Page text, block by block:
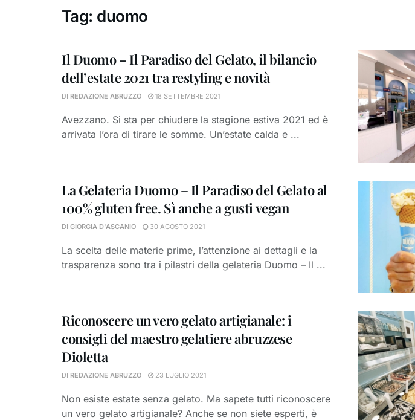
Tag: duomo
Il Duomo – Il Paradiso del Gelato, il bilancio
dell’estate 2021 tra restyling e novità
DI REDAZIONE ABRUZZO 18 SETTEMBRE 2021
Avezzano. Si sta per chiudere la stagione estiva 2021 ed è
arrivata l’ora di tirare le somme. Un’estate calda e ...
La Gelateria Duomo – Il Paradiso del Gelato al
100% gluten free. Sì anche a gusti vegan
DI GIORGIA D'ASCANIO 30 AGOSTO 2021
La scelta delle materie prime, l’attenzione ai dettagli e la
trasparenza sono tra i pilastri della gelateria Duomo – Il ...
Riconoscere un vero gelato artigianale: i
consigli del maestro gelatiere abruzzese
Dioletta
DI REDAZIONE ABRUZZO 23 LUGLIO 2021
Non esiste estate senza gelato. Ma sapete tutti riconoscere
un vero gelato artigianale? Anche se non siete esperti, è